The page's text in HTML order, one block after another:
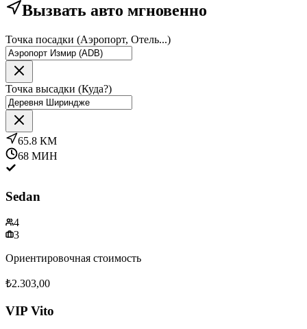
Вызвать авто мгновенно
Точка посадки (Аэропорт, Отель...)
Точка высадки (Куда?)
65.8 КМ
68 МИН
Sedan
4
3
Ориентировочная стоимость
₺2.303,00
VIP Vito